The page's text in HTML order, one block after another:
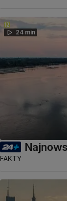
24 min
FAKTY